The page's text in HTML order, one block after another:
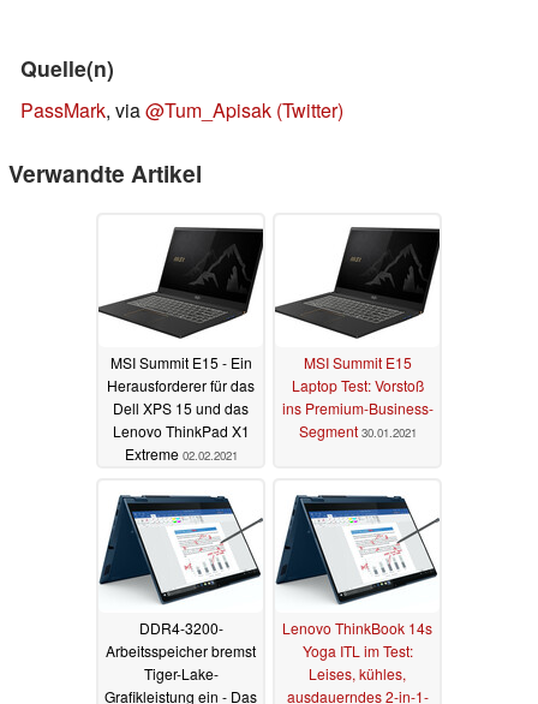
Quelle(n)
PassMark, via@Tum_Apisak (Twitter)
Verwandte Artikel
MSI Summit E15 - Ein
Herausforderer für das
Dell XPS 15 und das
Lenovo ThinkPad X1
Extreme 02.02.2021
MSI Summit E15
Laptop Test: Vorstoß
ins Premium-Business-
Segment 30.01.2021
DDR4-3200-
Arbeitsspeicher bremst
Tiger-Lake-
Grafikleistung ein - Das
Lenovo ThinkBook 14s
Yoga ITL im Test:
Leises, kühles,
ausdauerndes 2-in-1-